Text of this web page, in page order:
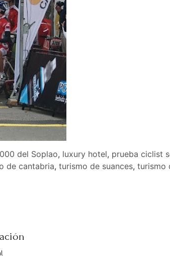
del Soplao, luxury hotel, prueba ciclist
de cantabria, turismo de suances, turismo